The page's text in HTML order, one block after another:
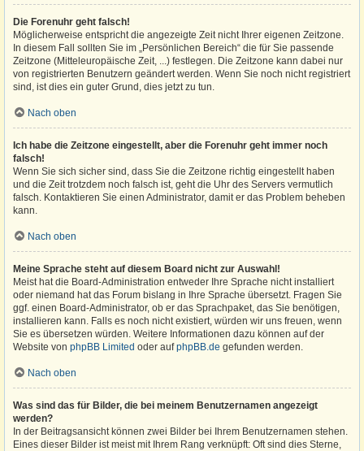
Die Forenuhr geht falsch!
Möglicherweise entspricht die angezeigte Zeit nicht Ihrer eigenen Zeitzone.
In diesem Fall sollten Sie im „Persönlichen Bereich“ die für Sie passende
Zeitzone (Mitteleuropäische Zeit, ...) festlegen. Die Zeitzone kann dabei nur
von registrierten Benutzern geändert werden. Wenn Sie noch nicht registriert
sind, ist dies ein guter Grund, dies jetzt zu tun.
Nach oben
Ich habe die Zeitzone eingestellt, aber die Forenuhr geht immer noch
falsch!
Wenn Sie sich sicher sind, dass Sie die Zeitzone richtig eingestellt haben
und die Zeit trotzdem noch falsch ist, geht die Uhr des Servers vermutlich
falsch. Kontaktieren Sie einen Administrator, damit er das Problem beheben
kann.
Nach oben
Meine Sprache steht auf diesem Board nicht zur Auswahl!
Meist hat die Board-Administration entweder Ihre Sprache nicht installiert
oder niemand hat das Forum bislang in Ihre Sprache übersetzt. Fragen Sie
ggf. einen Board-Administrator, ob er das Sprachpaket, das Sie benötigen,
installieren kann. Falls es noch nicht existiert, würden wir uns freuen, wenn
Sie es übersetzen würden. Weitere Informationen dazu können auf der
Website von phpBB Limited oder aufphpBB.de gefunden werden.
Nach oben
Was sind das für Bilder, die bei meinem Benutzernamen angezeigt
werden?
In der Beitragsansicht können zwei Bilder bei Ihrem Benutzernamen stehen.
Eines dieser Bilder ist meist mit Ihrem Rang verknüpft: Oft sind dies Sterne,